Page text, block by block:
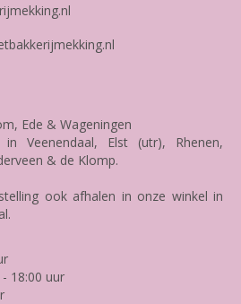
Ede & Wageningen
Veenendaal, Elst (utr), Rhenen,
& de Klomp.
ook afhalen in onze winkel in
18:00 uur